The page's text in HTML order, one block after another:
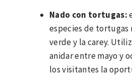
Nado con tortugas:
especies de tortugas
verde y la carey.
anidar entre mayo y
los visitantes la